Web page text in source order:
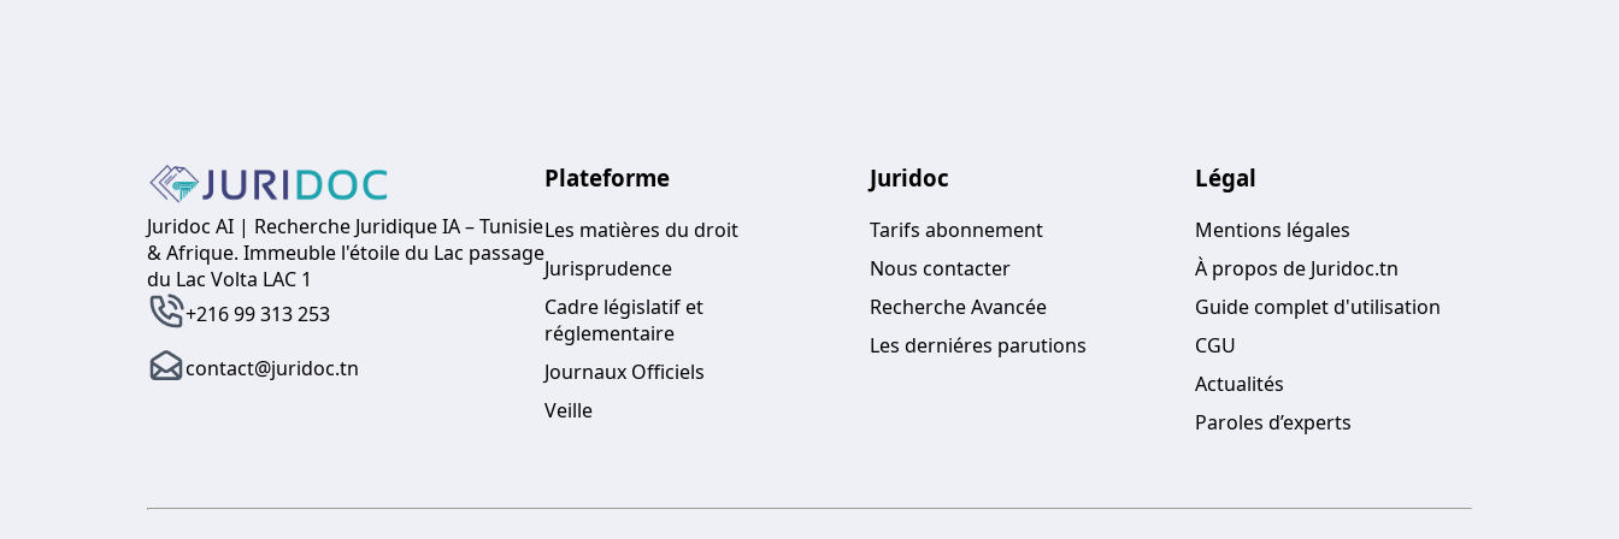
dossier en cliquant sur ajouter à un nouveau dossier puis cliquez sur sauvegarder.
Juridoc AI | Recherche Juridique IA – Tunisie
& Afrique. Immeuble l'étoile du Lac passage
du Lac Volta LAC 1
+216 99 313 253
contact@juridoc.tn
Plateforme
Les matières du droit
Jurisprudence
Cadre législatif et
réglementaire
Journaux Officiels
Veille
Juridoc
Tarifs abonnement
Nous contacter
Recherche Avancée
Les derniéres parutions
Légal
Mentions légales
À propos de Juridoc.tn
Guide complet d'utilisation
CGU
Actualités
Paroles d’experts